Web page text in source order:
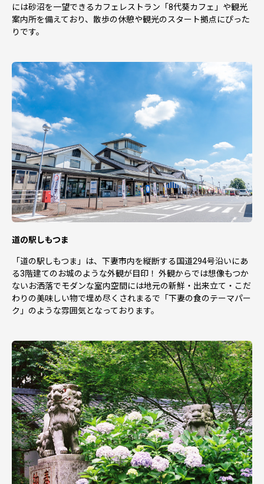
には砂沼を一望できるカフェレストラン「8代葵カフェ」や観光
案内所を備えており、散歩の休憩や観光のスタート拠点にぴった
りです。
道の駅しもつま
「道の駅しもつま」は、下妻市内を縦断する国道294号沿いにあ
る3階建てのお城のような外観が目印！ 外観からでは想像もつか
ないお洒落でモダンな室内空間には地元の新鮮・出来立て・こだ
わりの美味しい物で埋め尽くされまるで「下妻の食のテーマパー
ク」のような雰囲気となっております。